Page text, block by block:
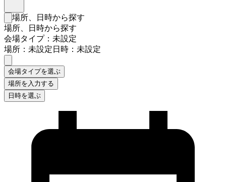
検索フォームを閉じる
場所、日時から探す
場所、日時から探す
会場タイプ：未設定
場所：未設定日時：未設定
会場タイプを選ぶ
場所を入力する
日時を選ぶ